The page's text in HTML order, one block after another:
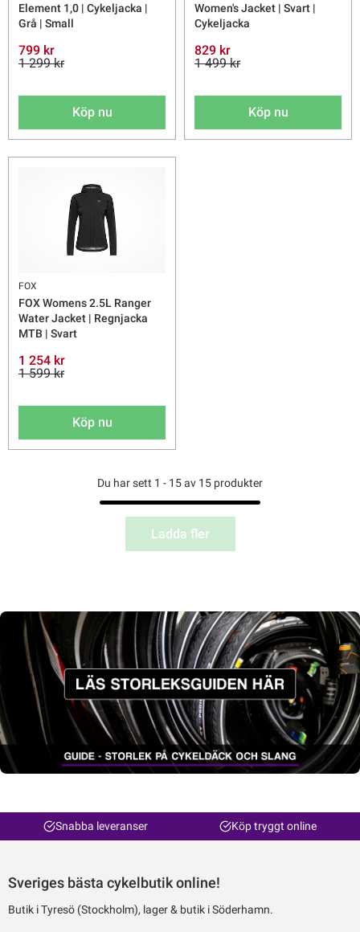
Element 1,0 | Cykeljacka |
Grå | Small
799 kr
1 299 kr
Köp nu
Women's Jacket | Svart |
Cykeljacka
829 kr
1 499 kr
Köp nu
FOX
FOX Womens 2.5L Ranger
Water Jacket | Regnjacka
MTB | Svart
1 254 kr
1 599 kr
Köp nu
Du har sett 1 - 15 av 15 produkter
Ladda fler
Snabba leveranser Köp tryggt online
Sveriges bästa cykelbutik online!
Butik i Tyresö (Stockholm), lager & butik i Söderhamn.